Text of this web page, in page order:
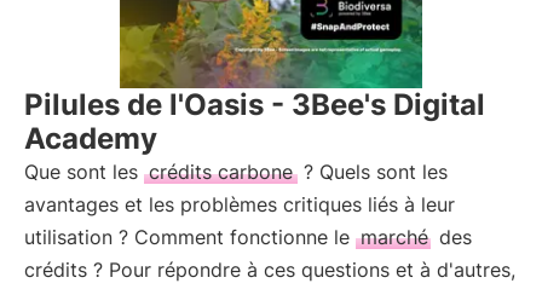
Pilules de l'Oasis - 3Bee's Digital
Academy
Que sont les crédits carbone ? Quels sont les
avantages et les problèmes critiques liés à leur
utilisation ? Comment fonctionne le marché des
crédits ? Pour répondre à ces questions et à d'autres,